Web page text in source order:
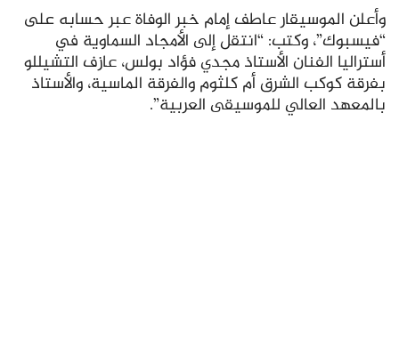
وأعلن الموسيقار عاطف إمام خبر الوفاة عبر حسابه على
“فيسبوك”، وكتب: “انتقل إلى الأمجاد السماوية في
أستراليا الفنان الأستاذ مجدي فؤاد بولس، عازف التشيللو
بفرقة كوكب الشرق أم كلثوم والفرقة الماسية، والأستاذ
بالمعهد العالي للموسيقى العربية”.